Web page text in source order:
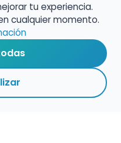
tu experiencia.
cualquier momento.